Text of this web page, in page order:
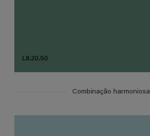
L8.20.50
Combinação harmoniosa